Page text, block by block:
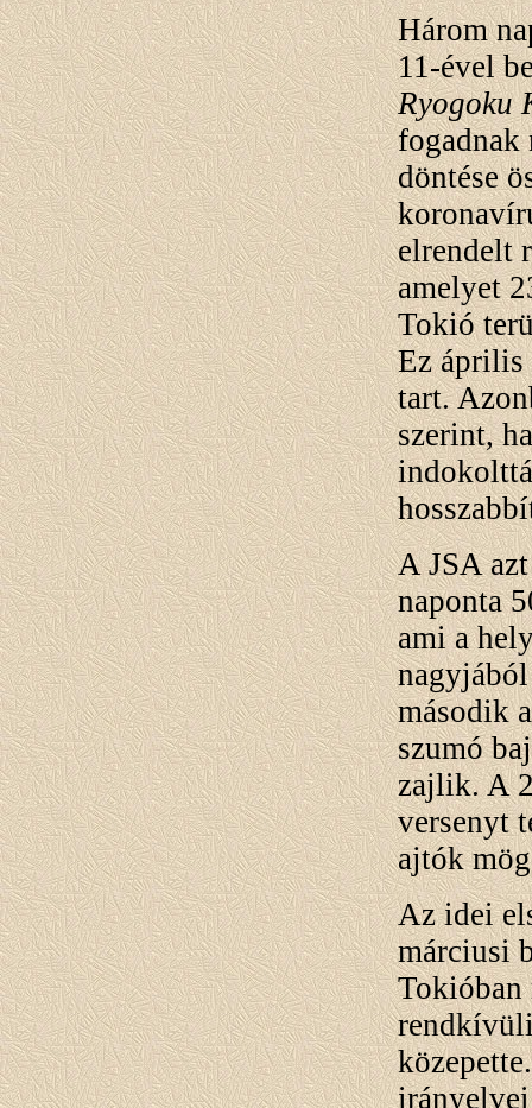
Három
11-ével
Ryogoku
fogadnak
döntése
elrendelt
amelyet
Tokió
Ez április
tart.
szerint,
A JSA
naponta
ami a
második
szumó
zajlik. A
versenyt
ajtók
Az idei
márciusi
Tokióban